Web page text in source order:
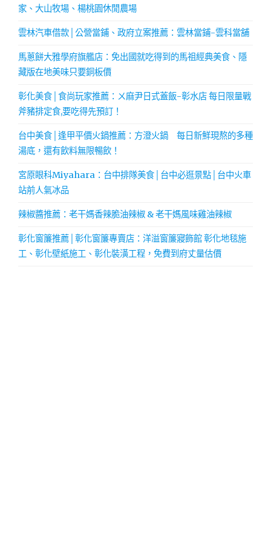
家、大山牧場、楊桃園休閒農場
雲林汽車借款│公營當鋪、政府立案推薦：雲林當鋪-雲科當舖
馬蔥餅大雅學府旗艦店：免出國就吃得到的馬祖經典美食、隱
藏版在地美味只要銅板價
彰化美食│食尚玩家推薦：ㄨ麻尹日式蓋飯-彰水店 每日限量戰
斧豬排定食,要吃得先預訂！
台中美食│逢甲平價火鍋推薦：方澄火鍋 每日新鮮現熬的多種
湯底，還有飲料無限暢飲！
宮原眼科Miyahara：台中排隊美食│台中必逛景點│台中火車
站前人氣冰品
辣椒醬推薦：老干媽香辣脆油辣椒 & 老干媽風味雞油辣椒
彰化窗簾推薦│彰化窗簾專賣店：洋溢窗簾寢飾館 彰化地毯施
工、彰化壁紙施工、彰化裝潢工程，免費到府丈量估價